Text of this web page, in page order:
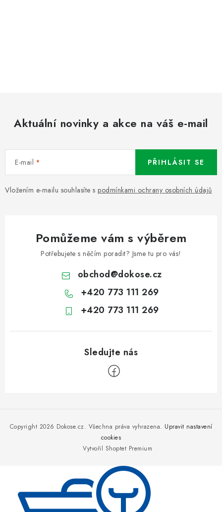
Aktuální novinky a akce na váš e-mail
E-mail
Vložením e-mailu souhlasíte s podmínkami ochrany osobních údajů
PŘIHLÁSIT SE
Pomůžeme vám s výběrem
Potřebujete s něčím poradit? Jsme tu pro vás!
obchod@dokose.cz
+420 773 111 269
+420 773 111 269
Vytvořil Shoptet Premium
Copyright 2026 Dokose.cz. Všechna práva vyhrazena. Upravit nastavení
cookies